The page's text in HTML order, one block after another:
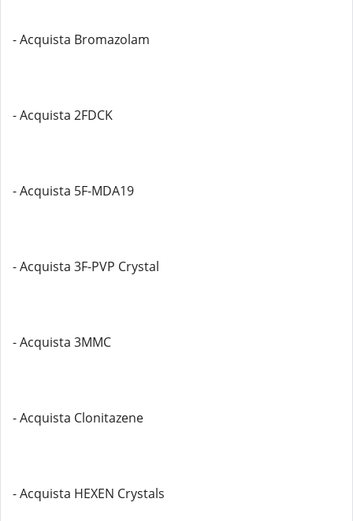
- Acquista Bromazolam
- Acquista 2FDCK
- Acquista 5F-MDA19
- Acquista 3F-PVP Crystal
- Acquista 3MMC
- Acquista Clonitazene
- Acquista HEXEN Crystals